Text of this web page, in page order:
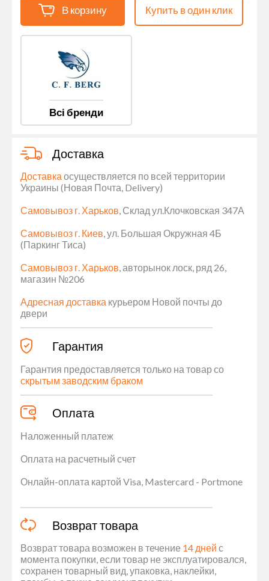
В корзину Купить в один клик
Всі бренди
Доставка
Доставка осуществляется по всей территории
Украины (Новая Почта, Delivery)
Самовывоз г. Харьков, Склад ул.Клочковская 347А
Самовывоз г. Киев, ул. Большая Окружная 4Б
(Паркинг Тиса)
Самовывоз г. Харьков, авторынок лоск, ряд 26,
магазин №206
Адресная доставка курьером Новой почты до
двери
Гарантия
Гарантия предоставляется только на товар со
скрытым заводским браком
Оплата
Наложенный платеж
Оплата на расчетный счет
Онлайн-оплата картой Visa, Mastercard - Portmone
Возврат товара
Возврат товара возможен в течение 14 дней с
момента покупки, если товар не эксплуатировался,
сохранен товарный вид, упаковка, наклейки,